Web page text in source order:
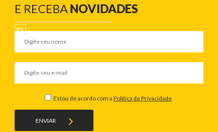
E RECEBA NOVIDADES
ENVIAR
Estou de acordo com a Política de Privacidade